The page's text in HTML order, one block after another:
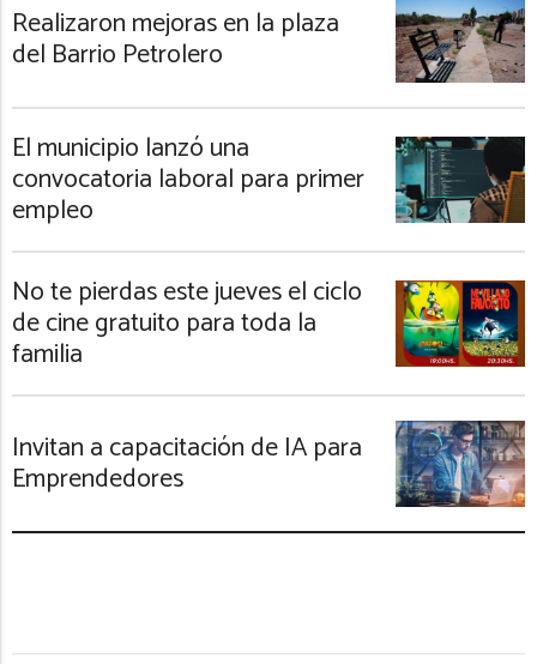
Realizaron mejoras en la plaza
del Barrio Petrolero
El municipio lanzó una
convocatoria laboral para primer
empleo
No te pierdas este jueves el ciclo
de cine gratuito para toda la
familia
Invitan a capacitación de IA para
Emprendedores